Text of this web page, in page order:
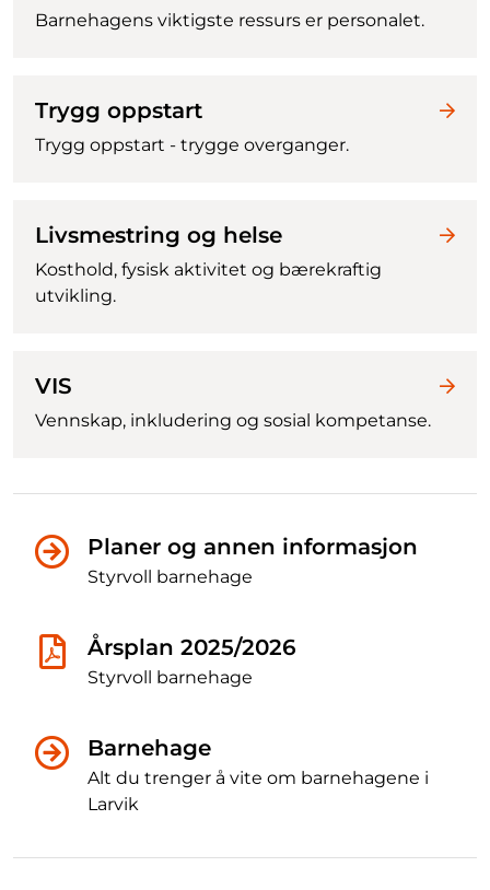
Barnehagens viktigste ressurs er personalet.
Trygg oppstart
Trygg oppstart - trygge overganger.
Livsmestring og helse
Kosthold, fysisk aktivitet og bærekraftig
utvikling.
VIS
Vennskap, inkludering og sosial kompetanse.
Planer og annen informasjon
Styrvoll barnehage
Årsplan 2025/2026
Styrvoll barnehage
Barnehage
Alt du trenger å vite om barnehagene i
Larvik